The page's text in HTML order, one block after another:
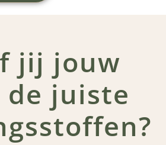
jij jouw
juiste